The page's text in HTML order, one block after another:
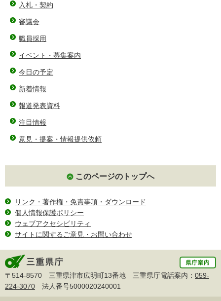
入札・契約
審議会
職員採用
イベント・募集案内
今日の予定
新着情報
報道発表資料
注目情報
意見・提案・情報提供依頼
このページのトップへ
リンク・著作権・免責事項・ダウンロード
個人情報保護ポリシー
ウェブアクセシビリティ
サイトに関するご意見・お問い合わせ
〒514-8570 三重県津市広明町13番地 三重県庁電話案内： 059-
224-3070 法人番号5000020240001